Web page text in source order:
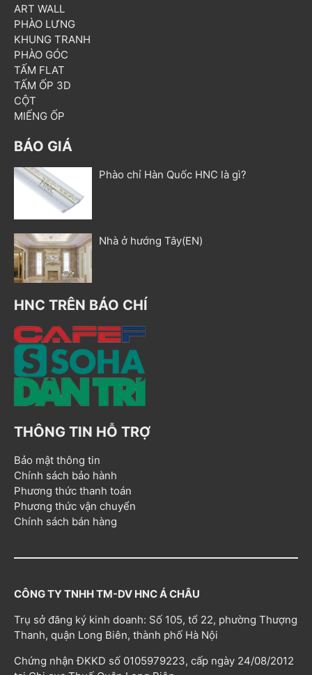
ART WALL
PHÀO LƯNG
KHUNG TRANH
PHÀO GÓC
TẤM FLAT
TẤM ỐP 3D
CỘT
MIẾNG ỐP
BÁO GIÁ
Phào chỉ Hàn Quốc HNC là gì?
Nhà ở hướng Tây(EN)
HNC TRÊN BÁO CHÍ
THÔNG TIN HỖ TRỢ
Bảo mật thông tin
Chính sách bảo hành
Phương thức thanh toán
Phương thức vận chuyển
Chính sách bán hàng
CÔNG TY TNHH TM-DV HNC Á CHÂU
Trụ sở đăng ký kinh doanh: Số 105, tổ 22, phường Thượng
Thanh, quận Long Biên, thành phố Hà Nội
Chứng nhận ĐKKD số 0105979223, cấp ngày 24/08/2012